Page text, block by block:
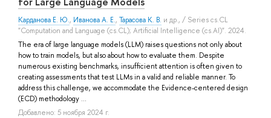
Карданова Е. Ю., Иванова А. Е., Тарасова К. В. и др., / Series cs.CL
"Computation and Language (cs.CL); Artificial Intelligence (cs.AI)". 2024.
The era of large language models (LLM) raises questions not only about
how to train models, but also about how to evaluate them. Despite
numerous existing benchmarks, insufficient attention is often given to
creating assessments that test LLMs in a valid and reliable manner. To
address this challenge, we accommodate the Evidence-centered design
(ECD) methodology ...
Добавлено: 5 ноября 2024 г.